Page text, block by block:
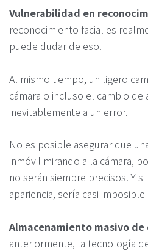
Vulnerabilidad en
reconocimiento facial es
puede dudar de eso.
Al mismo tiempo, un ligero
cámara o incluso el cambio de
inevitablemente a un error.
No es posible asegurar que
inmóvil mirando a la cámara,
no serán siempre precisos. Y
apariencia, sería casi
Almacenamiento masivo de
anteriormente, la tecnología